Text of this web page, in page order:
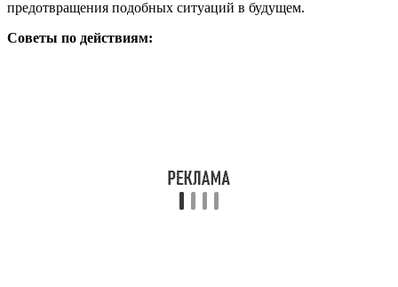
предотвращения подобных ситуаций в будущем.
Советы по действиям: